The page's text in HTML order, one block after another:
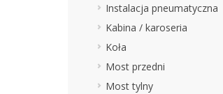
Instalacja pneumatyczna
Kabina / karoseria
Koła
Most przedni
Most tylny